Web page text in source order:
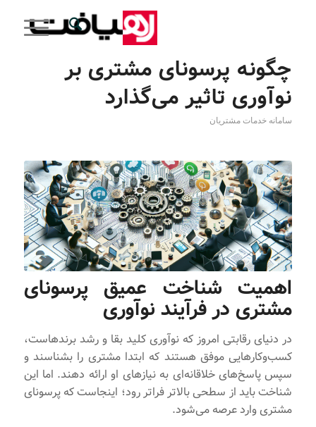
چگونه پرسونای مشتری بر
نوآوری تاثیر می‌گذارد
سامانه خدمات مشتریان
اهمیت شناخت عمیق پرسونای
مشتری در فرآیند نوآوری
در دنیای رقابتی امروز که نوآوری کلید بقا و رشد برندهاست،
کسب‌وکارهایی موفق هستند که ابتدا مشتری را بشناسند و
سپس پاسخ‌های خلاقانه‌ای به نیازهای او ارائه دهند. اما این
شناخت باید از سطحی بالاتر فراتر رود؛ اینجاست که پرسونای
مشتری وارد عرصه می‌شود.